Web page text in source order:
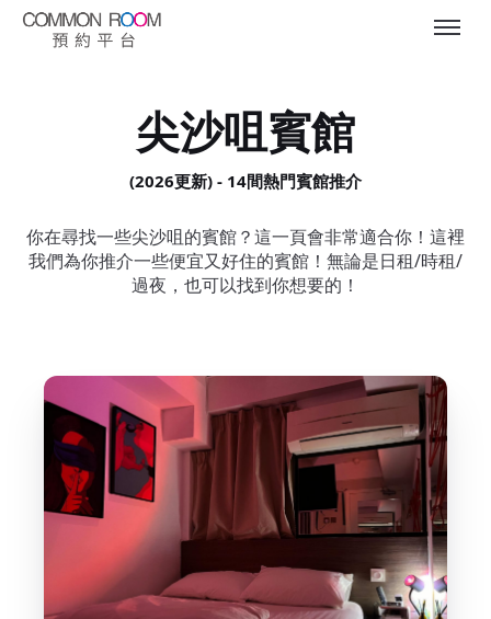
尖沙咀賓館
(2026更新) - 14間熱門賓館推介
你在尋找一些尖沙咀的賓館？這一頁會非常適合你！這裡
我們為你推介一些便宜又好住的賓館！無論是日租/時租/
過夜，也可以找到你想要的！